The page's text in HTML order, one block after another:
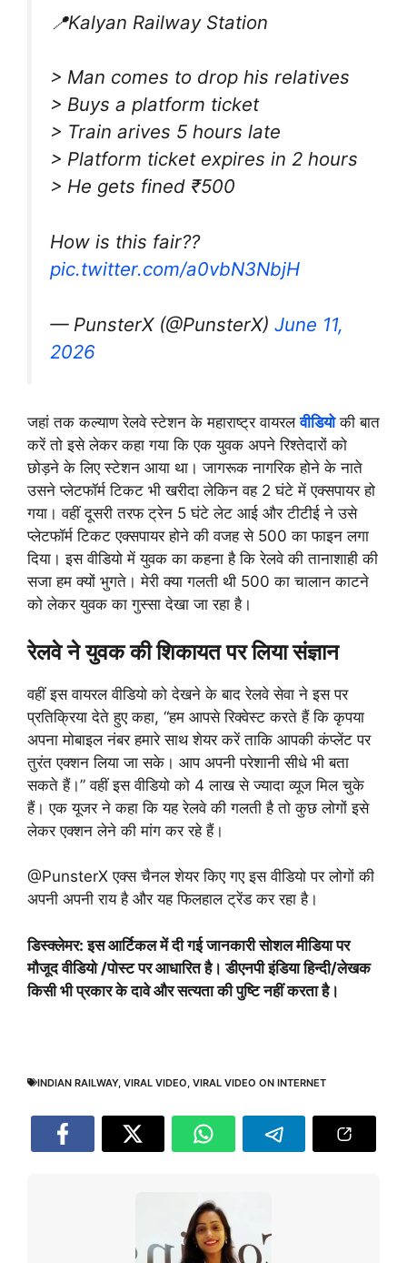
📍Kalyan Railway Station
> Man comes to drop his relatives
> Buys a platform ticket
> Train arives 5 hours late
> Platform ticket expires in 2 hours
> He gets fined ₹500
How is this fair??
pic.twitter.com/a0vbN3NbjH
— PunsterX (@PunsterX) June 11,
2026
जहां तक कल्याण रेलवे स्टेशन के महाराष्ट्र वायरलवीडियोकी बात
करें तो इसे लेकर कहा गया कि एक युवक अपने रिश्तेदारों को
छोड़ने के लिए स्टेशन आया था। जागरूक नागरिक होने के नाते
उसने प्लेटफॉर्म टिकट भी खरीदा लेकिन वह 2 घंटे में एक्सपायर हो
गया। वहीं दूसरी तरफ ट्रेन 5 घंटे लेट आई और टीटीई ने उसे
प्लेटफॉर्म टिकट एक्सपायर होने की वजह से 500 का फाइन लगा
दिया। इस वीडियो में युवक का कहना है कि रेलवे की तानाशाही की
सजा हम क्यों भुगते। मेरी क्या गलती थी 500 का चालान काटने
को लेकर युवक का गुस्सा देखा जा रहा है।
रेलवे ने युवक की शिकायत पर लिया संज्ञान
वहीं इस वायरल वीडियो को देखने के बाद रेलवे सेवा ने इस पर
प्रतिक्रिया देते हुए कहा, “हम आपसे रिक्वेस्ट करते हैं कि कृपया
अपना मोबाइल नंबर हमारे साथ शेयर करें ताकि आपकी कंप्लेंट पर
तुरंत एक्शन लिया जा सके। आप अपनी परेशानी सीधे भी बता
सकते हैं।” वहीं इस वीडियो को 4 लाख से ज्यादा व्यूज मिल चुके
हैं। एक यूजर ने कहा कि यह रेलवे की गलती है तो कुछ लोगों इसे
लेकर एक्शन लेने की मांग कर रहे हैं।
@PunsterX एक्स चैनल शेयर किए गए इस वीडियो पर लोगों की
अपनी अपनी राय है और यह फिलहाल ट्रेंड कर रहा है।
डिस्क्लेमर: इस आर्टिकल में दी गई जानकारी सोशल मीडिया पर
मौजूद वीडियो /पोस्ट पर आधारित है। डीएनपी इंडिया हिन्दी/लेखक
किसी भी प्रकार के दावे और सत्यता की पुष्टि नहीं करता है।
INDIAN RAILWAY, VIRAL VIDEO VIRAL VIDEO ON INTERNET